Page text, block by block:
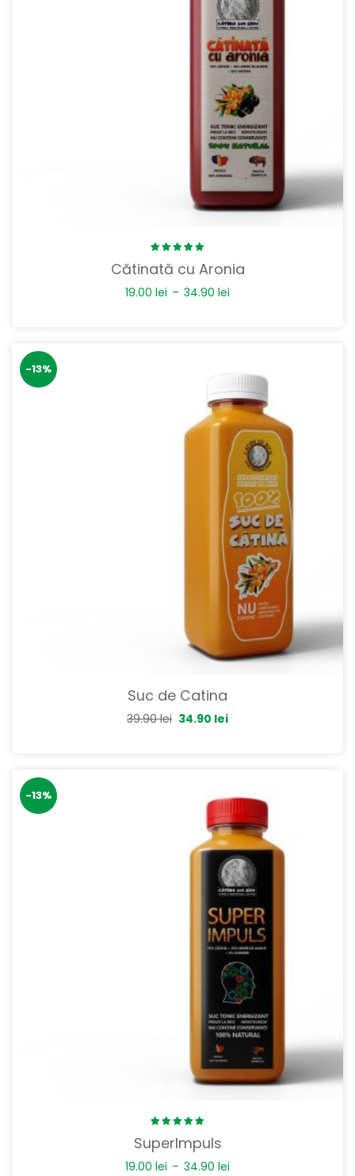
5.00out
of 5
Cătinată cu Aronia
19.00 lei – 34.90 lei
-13%
Suc de Catina
39.90lei 34.90 lei
-13%
5.00 out
of 5
SuperImpuls
19.00 lei – 34.90 lei